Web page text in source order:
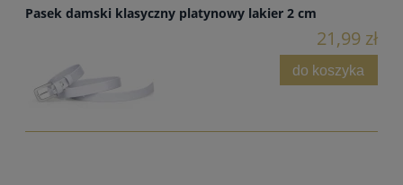
Pasek damski klasyczny platynowy lakier 2 cm
21,99 zł
do koszyka